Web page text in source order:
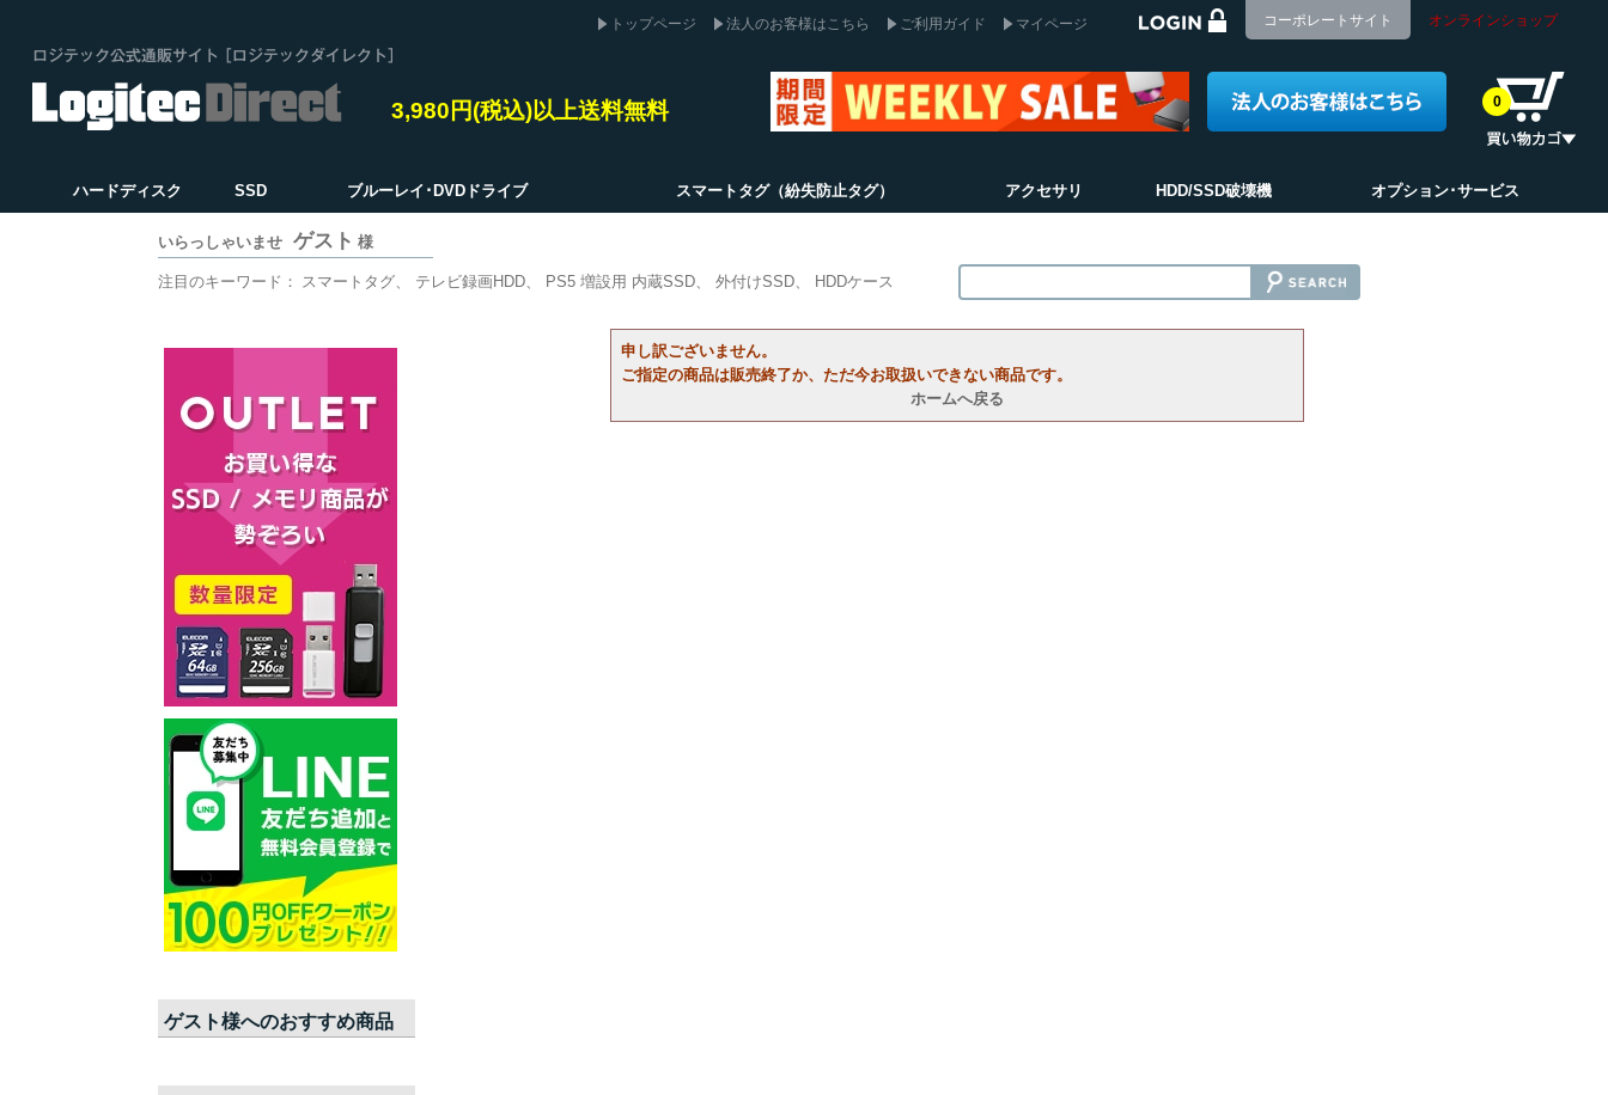
トップページ 法人のお客様はこちら ご利用ガイド マイページ コーポレートサイト オンラインショップ
3,980円(税込)以上送料無料 0
ハードディスク SSD ブルーレイ･DVDドライブ スマートタグ（紛失防止タグ） アクセサリ HDD/SSD破壊機 オプション･サービス
いらっしゃいませ ゲスト 様
注目のキーワード： スマートタグ テレビ録画HDD PS5 増設用 内蔵SSD 外付けSSD HDDケース
申し訳ございません。
ご指定の商品は販売終了か、ただ今お取扱いできない商品です。
ホームへ戻る
ゲスト様へのおすすめ商品